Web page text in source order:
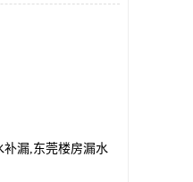
补漏,东莞楼房漏水